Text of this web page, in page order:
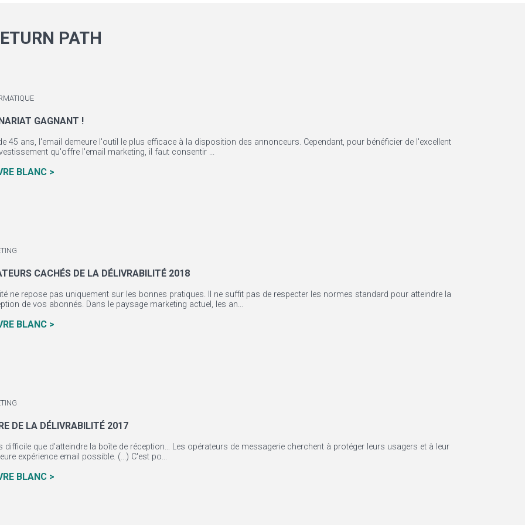
PATH
GAGNANT !
45 ans, l'email demeure l'outil le plus efficace à la disposition des annonceurs. Cependant, pour bénéficier de l'excellent
qu'offre l'email marketing, il faut consentir ...
BLANC >
CACHÉS DE LA DÉLIVRABILITÉ 2018
ne repose pas uniquement sur les bonnes pratiques. Il ne suffit pas de respecter les normes standard pour atteindre la
de vos abonnés. Dans le paysage marketing actuel, les an...
BLANC >
DE LA DÉLIVRABILITÉ 2017
difficile que d'atteindre la boîte de réception… Les opérateurs de messagerie cherchent à protéger leurs usagers et à leur
expérience email possible. (...) C'est po...
BLANC >